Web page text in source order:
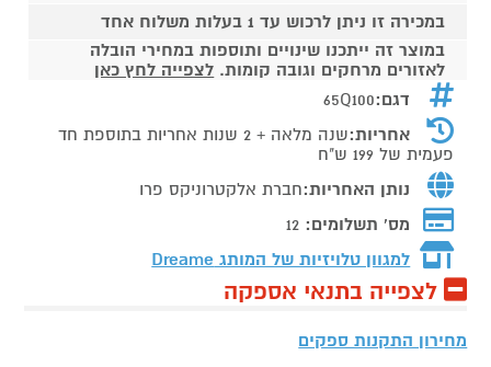
במכירה זו ניתן לרכוש עד 1 בעלות משלוח אחד
במוצר זה ייתכנו שינויים ותוספות במחירי הובלה
לאזורים מרחקים וגובה קומות. לצפייה לחץ כאן
דגם:65Q100
אחריות:
שנה מלאה + 2 שנות אחריות בתוספת חד
פעמית של 199 ש"ח
נותן האחריות:חברת אלקטרוניקס פרו
מס' תשלומים: 12
למגוון טלויזיות של המותג Dreame
לצפייה בתנאי אספקה
מחירון התקנות ספקים